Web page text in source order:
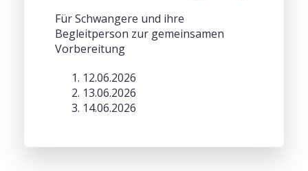
Für Schwangere und ihre
Begleitperson zur gemeinsamen
Vorbereitung
12.06.2026
13.06.2026
14.06.2026